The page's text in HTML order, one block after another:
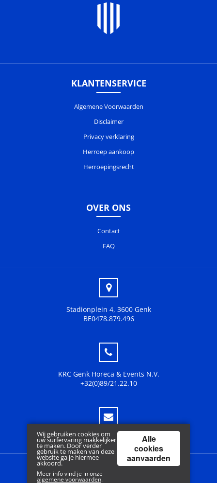
KLANTENSERVICE
Algemene Voorwaarden
Disclaimer
Privacy verklaring
Herroep aankoop
Herroepingsrecht
OVER ONS
Contact
FAQ
Stadionplein 4, 3600 Genk
BE0478.879.496
KRC Genk Horeca & Events N.V.
+32(0)89/21.22.10
fanshop@krcgenk.be
Copyright © 2018 www.krcgenk.be | Powered by
Wij gebruiken cookies om
uw surfervaring makkelijker
te maken. Door verder
gebruik te maken van deze
website ga je hiermee
akkoord.
Meer info vind je in onze
algemene voorwaarden.
Alle
cookies
aanvaarden